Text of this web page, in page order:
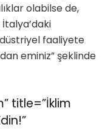
olabilse de,
faaliyete
eminiz” şeklinde
title=”İklim